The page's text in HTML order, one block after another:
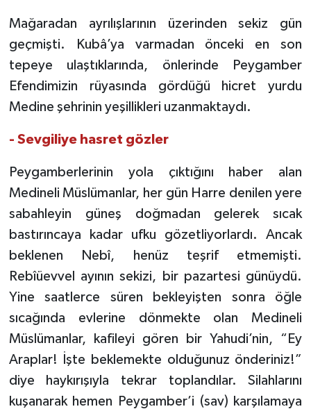
Mağaradan ayrılışlarının üzerinden sekiz gün
geçmişti. Kubâ’ya varmadan önceki en son
tepeye ulaştıklarında, önlerinde Peygamber
Efendimizin rüyasında gördüğü hicret yurdu
Medine şehrinin yeşillikleri uzanmaktaydı.
- Sevgiliye hasret gözler
Peygamberlerinin yola çıktığını haber alan
Medineli Müslümanlar, her gün Harre denilen yere
sabahleyin güneş doğmadan gelerek sıcak
bastırıncaya kadar ufku gözetliyorlardı. Ancak
beklenen Nebî, henüz teşrif etmemişti.
Rebîüevvel ayının sekizi, bir pazartesi günüydü.
Yine saatlerce süren bekleyişten sonra öğle
sıcağında evlerine dönmekte olan Medineli
Müslümanlar, kafileyi gören bir Yahudi’nin, “Ey
Araplar! İşte beklemekte olduğunuz önderiniz!”
diye haykırışıyla tekrar toplandılar. Silahlarını
kuşanarak hemen Peygamber’i (sav) karşılamaya